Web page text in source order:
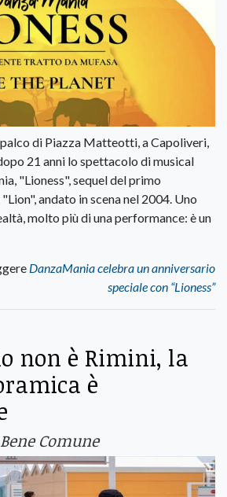
palco di Piazza Matteotti, a Capoliveri,
21 anni lo spettacolo di musical
"Lioness", sequel del primo
andato in scena nel 2004. Uno
molto più di una performance: è un
DanzaMania celebra un anniversario
speciale con “Lioness”
non è Rimini, la
è
Comune